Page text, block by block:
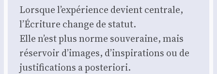
Lorsque l’expérience devient cen­trale,
l’Écriture change de sta­tut.
Elle n’est plus norme sou­ve­raine, mais
réser­voir d’images, d’inspirations ou de
jus­ti­fi­ca­tions a pos­te­rio­ri.